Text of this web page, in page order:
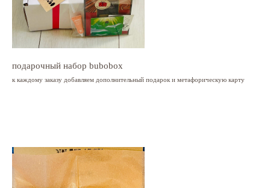
подарочный набор bubobox
к каждому заказу добавляем дополнительный подарок и метафорическую карту